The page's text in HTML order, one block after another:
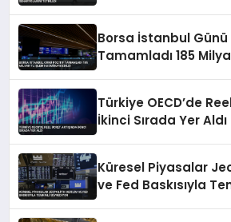
Borsa İstanbul Günü
Tamamladı 185
Türkiye OECD’de
İkinci Sırada Yer Aldı
Küresel Piyasalar
ve Fed Baskısıyla